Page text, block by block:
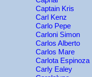
Captain Kris
Carl Kenz
Carlo Pepe
Carloni Simon
Carlos Alberto
Carlos Mare
Carlota Espinoza
Carly Ealey